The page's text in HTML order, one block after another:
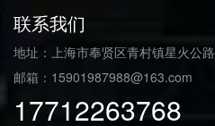
联系我们
地址：上海市奉贤区青村镇星火公路
邮箱：15901987988@163.com
17712263768